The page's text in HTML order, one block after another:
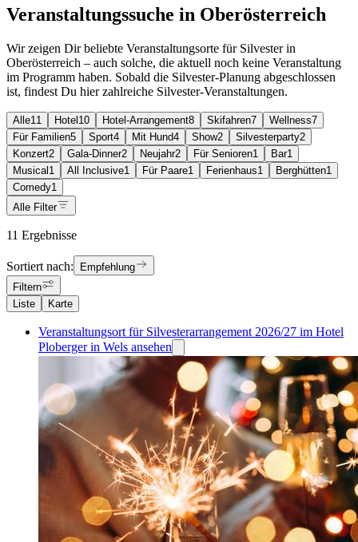
Veranstaltungssuche in Oberösterreich
Wir zeigen Dir beliebte Veranstaltungsorte für Silvester in
Oberösterreich – auch solche, die aktuell noch keine Veranstaltung
im Programm haben. Sobald die Silvester-Planung abgeschlossen
ist, findest Du hier zahlreiche Silvester-Veranstaltungen.
Alle11 Hotel 10 Hotel-Arrangement8 Skifahren7 Wellness7
Für Familien5 Sport4 Mit Hund4 Show2 Silvesterparty2
Konzert2 Gala-Dinner2 Neujahr2 Für Senioren1 Bar1
Musical 1 All Inclusive1 Für Paare1 Ferienhaus1 Berghütten1
Comedy1
Alle Filter
11 Ergebnisse
Sortiert nach:
Empfehlung
Filtern
Liste
Karte
Veranstaltungsort für Silvesterarrangement 2026/27 im Hotel
Ploberger in Wels ansehen